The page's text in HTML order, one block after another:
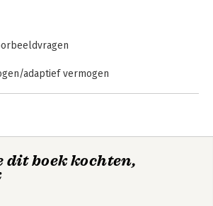
adaptief vermogen
dit boek kochten,